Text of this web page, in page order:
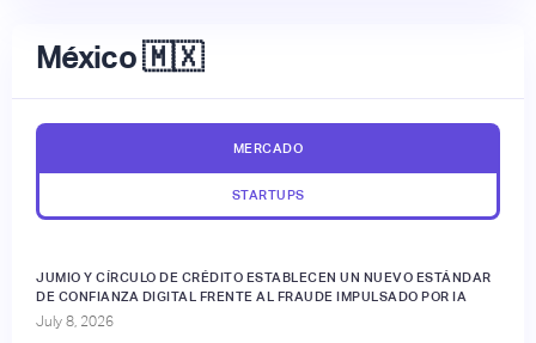
México 🇲🇽
MERCADO
STARTUPS
JUMIO Y CÍRCULO DE CRÉDITO ESTABLECEN UN NUEVO ESTÁNDAR
DE CONFIANZA DIGITAL FRENTE AL FRAUDE IMPULSADO POR IA
July 8, 2026